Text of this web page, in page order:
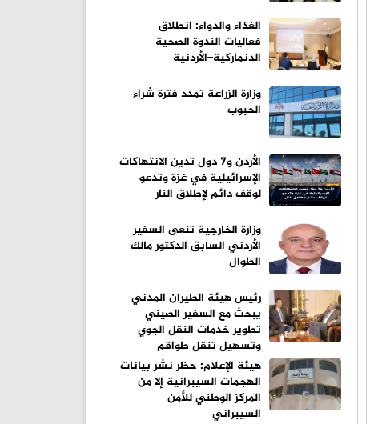
الغذاء والدواء: انطلاق
فعاليات الندوة الصحية
الدنماركية–الأردنية
وزارة الزراعة تمدد فترة شراء
الحبوب
الأردن و7 دول تدين الانتهاكات
الإسرائيلية في غزة وتدعو
لوقف دائم لإطلاق النار
وزارة الخارجية تنعى السفير
الأردني السابق الدكتور مالك
الطوال
رئيس هيئة الطيران المدني
يبحث مع السفير الصيني
تطوير خدمات النقل الجوي
وتسهيل تنقل طواقم
الطيران
هيئة الإعلام: حظر نشر بيانات
الهجمات السيبرانية إلا من
المركز الوطني للأمن
السيبراني